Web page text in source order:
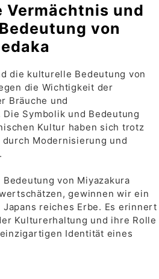
Vermächtnis und
von
die kulturelle Bedeutung von
die Wichtigkeit der
Bräuche und
Symbolik und Bedeutung
Kultur haben sich trotz
Modernisierung und
von Miyazakura
gewinnen wir ein
reiches Erbe. Es erinnert
Kulturerhaltung und ihre Rolle
Identität eines